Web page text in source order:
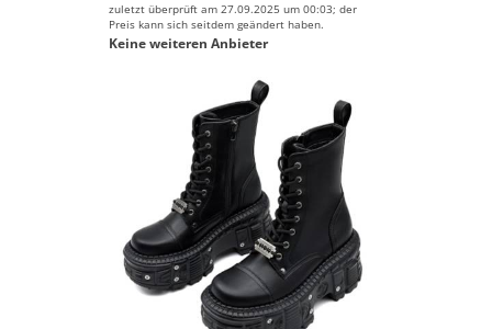
zuletzt überprüft am 27.09.2025 um 00:03; der
Preis kann sich seitdem geändert haben.
Keine weiteren Anbieter